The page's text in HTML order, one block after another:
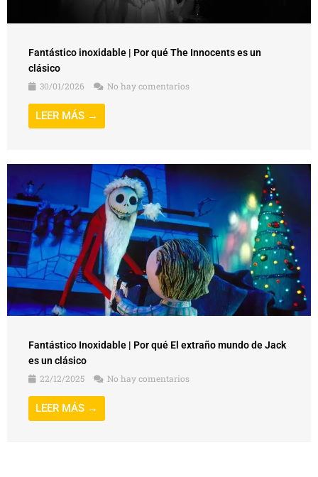
Fantástico inoxidable | Por qué The Innocents es un
clásico
30/01/2026
No hay comentarios
LEER MÁS →
Fantástico Inoxidable | Por qué El extraño mundo de Jack
es un clásico
22/12/2025
No hay comentarios
LEER MÁS →